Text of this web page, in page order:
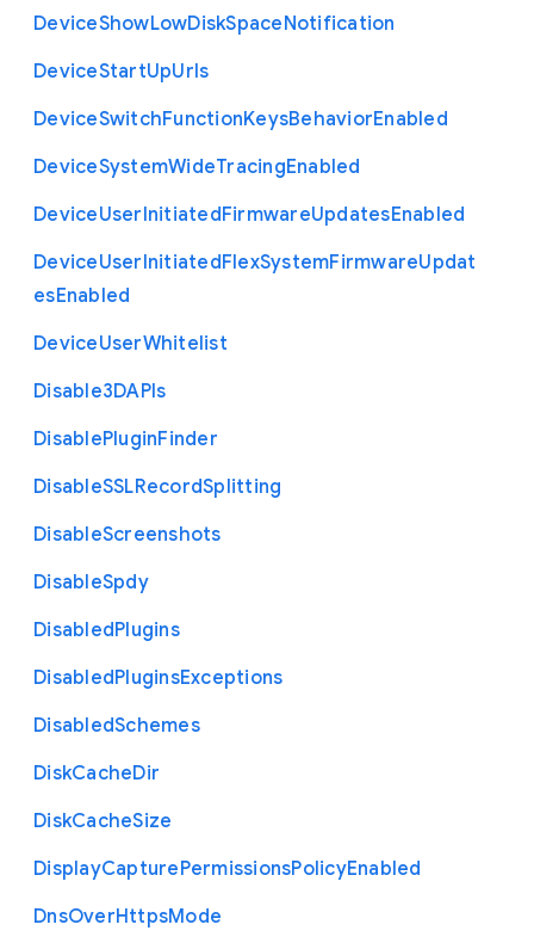
DeviceShowLowDiskSpaceNotification
DeviceStartUpUrls
DeviceSwitchFunctionKeysBehaviorEnabled
DeviceSystemWideTracingEnabled
DeviceUserInitiatedFirmwareUpdatesEnabled
DeviceUserInitiatedFlexSystemFirmwareUpdat
esEnabled
DeviceUserWhitelist
Disable3DAPIs
DisablePluginFinder
DisableSSLRecordSplitting
DisableScreenshots
DisableSpdy
DisabledPlugins
DisabledPluginsExceptions
DisabledSchemes
DiskCacheDir
DiskCacheSize
DisplayCapturePermissionsPolicyEnabled
DnsOverHttpsMode